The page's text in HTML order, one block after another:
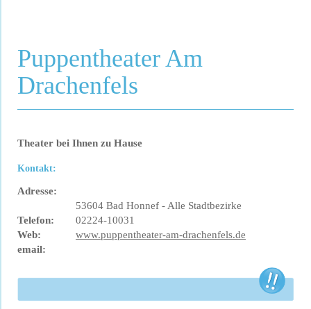
Puppentheater Am
Drachenfels
Theater bei Ihnen zu Hause
Kontakt:
Adresse:
53604 Bad Honnef - Alle Stadtbezirke
Telefon:
02224-10031
Web:
www.puppentheater-am-drachenfels.de
email: